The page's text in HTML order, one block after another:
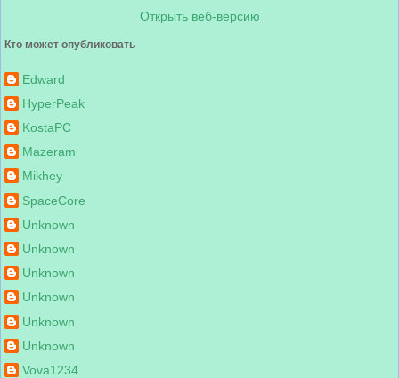
Открыть веб-версию
Кто может опубликовать
Edward
HyperPeak
KostaPC
Mazeram
Mikhey
SpaceCore
Unknown
Unknown
Unknown
Unknown
Unknown
Unknown
Vova1234